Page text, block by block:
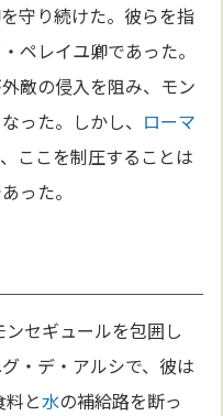
を守り続けた。彼らを指
ペレイユ卿であった。
敵の侵入を阻み、モン
った。しかし、 ローマ
ここを制圧することは
った。
ンセギュールを包囲し
・デ・アルシで、彼は
料と水の補給路を断っ